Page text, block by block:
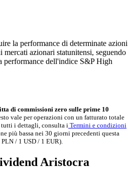
la performance di determinate azioni
azionari statunitensi, seguendo
performance dell'indice S&P High
di commissioni zero sulle prime 10
vale per operazioni con un fatturato totale
tutti i dettagli, consulta i Termini e condizioni
più bassa nei 30 giorni precedenti questa
/ 1 USD / 1 EUR).
Aristocra